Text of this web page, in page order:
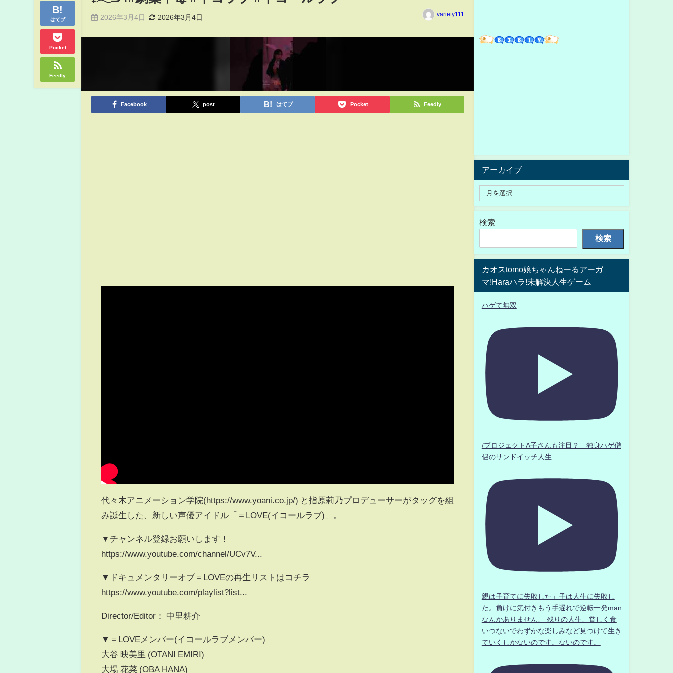
はてブ
Pocket
Feedly
2026年3月4日 2026年3月4日 variety111
Facebook post はてブ Pocket Feedly
代々木アニメーション学院(https://www.yoani.co.jp/) と指原莉乃プロデューサーがタッグを組
み誕生した、新しい声優アイドル「＝LOVE(イコールラブ)」。
▼チャンネル登録お願いします！
https://www.youtube.com/channel/UCv7V...
▼ドキュメンタリーオブ＝LOVEの再生リストはコチラ
https://www.youtube.com/playlist?list...
Director/Editor： 中里耕介
▼＝LOVEメンバー(イコールラブメンバー)
大谷 映美里 (OTANI EMIRI)
大場 花菜 (OBA HANA)
アーカイブ
検索
検索
カオスtomo娘ちゃんねーるアーガ
マ!Haraハラ!未解決人生ゲーム
ハゲて無双
/プロジェクトA子さんも注目？ 独身ハゲ僧
侶のサンドイッチ人生
親は子育てに失敗した」子は人生に失敗し
た。負けに気付きもう手遅れで逆転一発man
なんかありません、 残りの人生、貧しく食
いつないでわずかな楽しみなど見つけて生き
ていくしかないのです。ないのです。